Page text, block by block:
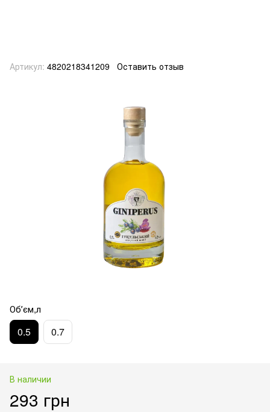
Артикул: 4820218341209 Оставить отзыв
Обʼєм,л
0.5 0.7
В наличии
293 грн